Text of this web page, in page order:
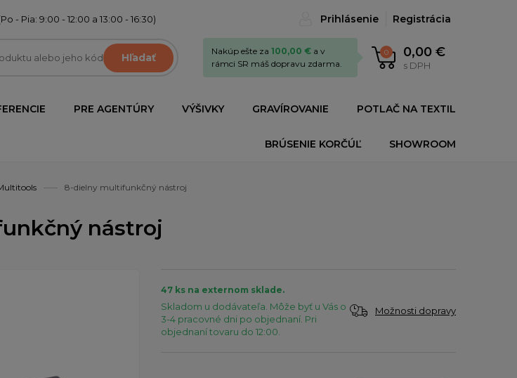
- Pia: 9:00 - 12:00 a 13:00 - 16:30) Prihlásenie Registrácia
Hľadať 0 0,00 €
s DPH
Nakúp ešte za 100,00 € a v
rámci SR máš dopravu zdarma.
PRE AGENTÚRY VÝŠIVKY GRAVÍROVANIE POTLAČ NA TEXTIL
BRÚSENIE KORČÚĽ SHOWROOM
8-dielny multifunkčný nástroj
nástroj
47 ks na externom sklade.
Skladom u dodávateľa. Môže byť u Vás o
3-4 pracovné dni po objednaní. Pri
objednaní tovaru do 12:00.
Možnosti dopravy